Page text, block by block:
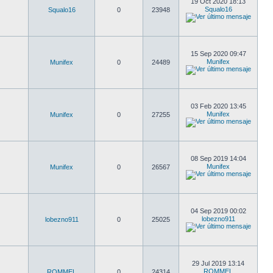
Squalo16 0 23948
Squalo16
Munifex 0 24489
15 Sep 2020 09:47
Munifex
Munifex 0 27255
03 Feb 2020 13:45
Munifex
Munifex 0 26567
08 Sep 2019 14:04
Munifex
lobezno911 0 25025
04 Sep 2019 00:02
lobezno911
29 Jul 2019 13:14
ROMMEL